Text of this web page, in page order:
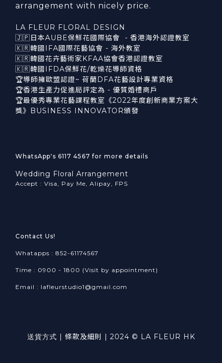
arrangement with nicely price.
LA FLEUR FLORAL DESIGN
🇯🇵日本AUBE保鮮花國際協會 - 香港海外認證教室
🇰🇷韓國IFA國際花藝協會 - 海外教室
🇰🇷韓國花卉藝術家KFAA協會香港認證教室
🇰🇷韓國IFDA保鮮花/乾燥花導師資格
🏆導師擁歐盟認證~ 荷蘭DFA花藝設計專業資格
🏆香港生產力促進局評定為 - 優質婚禮商戶
🏆最優秀專業花藝課程教室《2022年度創新商業方案大
獎》BUSINESS INNOVATOR頒發
WhatsApp's 6117 4567 for more details
Wedding Floral Arrangement
Accept : Visa, Pay Me, Alipay, FPS
Contact Us!
Whatapps : 852-61174567
Time : 0900 - 1800 (Visit by appointment)
Email : lafleurstudio1@gmail.com
送貨方式 | 條款及細則 | 2024 © LA FLEUR HK